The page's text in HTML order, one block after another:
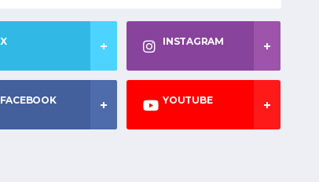
X INSTAGRAM
FACEBOOK YOUTUBE